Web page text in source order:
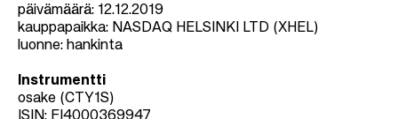
päivämäärä: 12.12.2019
kauppapaikka: NASDAQ HELSINKI LTD (XHEL)
luonne: hankinta
Instrumentti
osake (CTY1S)